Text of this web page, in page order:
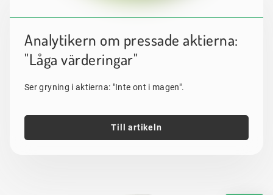
Analytikern om pressade aktierna:
"Låga värderingar"
Ser gryning i aktierna: "Inte ont i magen".
Till artikeln